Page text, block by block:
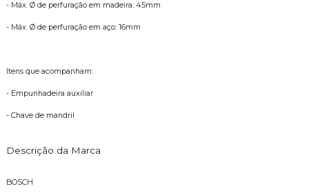
- Máx. Ø de perfuração em madeira: 45mm
- Máx. Ø de perfuração em aço: 16mm
Itens que acompanham:
- Empunhadeira auxiliar
- Chave de mandril
Descrição da Marca
BOSCH